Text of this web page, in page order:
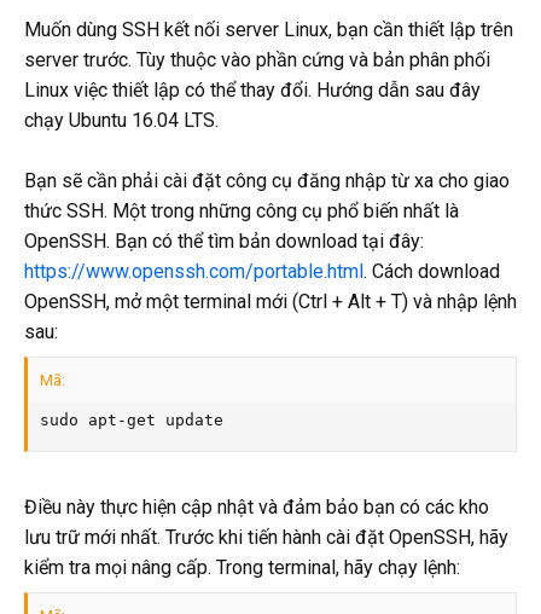
Muốn dùng SSH kết nối server Linux, bạn cần thiết lập trên
server trước. Tùy thuộc vào phần cứng và bản phân phối
Linux việc thiết lập có thể thay đổi. Hướng dẫn sau đây
chạy Ubuntu 16.04 LTS.
Bạn sẽ cần phải cài đặt công cụ đăng nhập từ xa cho giao
thức SSH. Một trong những công cụ phổ biến nhất là
OpenSSH. Bạn có thể tìm bản download tại đây:
https://www.openssh.com/portable.html. Cách download
OpenSSH, mở một terminal mới (Ctrl + Alt + T) và nhập lệnh
sau:
Mã:
sudo apt-get update
Điều này thực hiện cập nhật và đảm bảo bạn có các kho
lưu trữ mới nhất. Trước khi tiến hành cài đặt OpenSSH, hãy
kiểm tra mọi nâng cấp. Trong terminal, hãy chạy lệnh: